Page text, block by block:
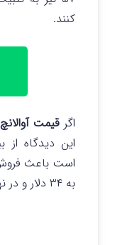
کنند.
اگر قیمت آوالانچ
این دیدگاه
است باعث
به ۳۴ دلار و در نهایت به ۳۱ دلار برساند.